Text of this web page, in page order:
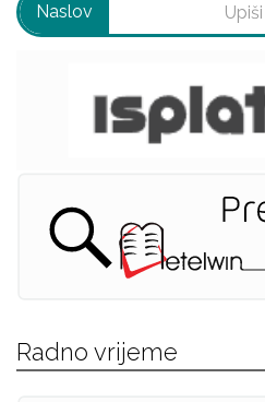
Naslov
Radno vrijeme